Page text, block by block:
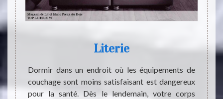
en
cible
Literie
Dormir dans un endroit où les équipements de
couchage sont moins satisfaisant est dangereux
pour la santé. Dès le lendemain, votre corps
La